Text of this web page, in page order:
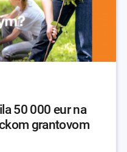
50 000 eur na
grantovom